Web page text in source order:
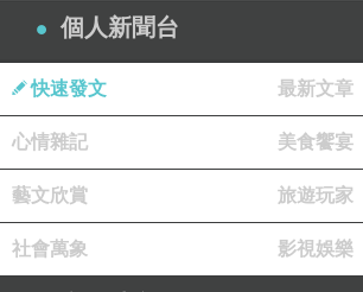
個人新聞台
快速發文 最新文章
心情雜記 美食饗宴
藝文欣賞 旅遊玩家
社會萬象 影視娛樂